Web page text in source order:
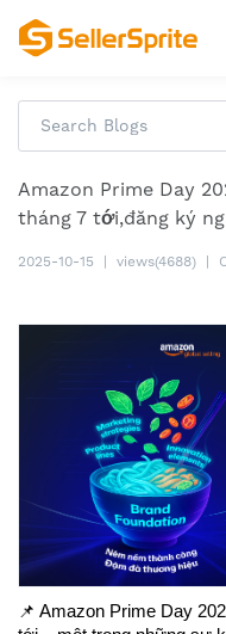
Amazon Prime Day
tháng 7 tới,đăng ký
2025-10-15 views(4688)
📌 Amazon Prime Day